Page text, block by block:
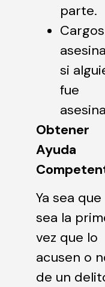
parte.
si
fue
Obtener
Ayuda
Ya sea que
sea la
vez que lo
acusen o
de un